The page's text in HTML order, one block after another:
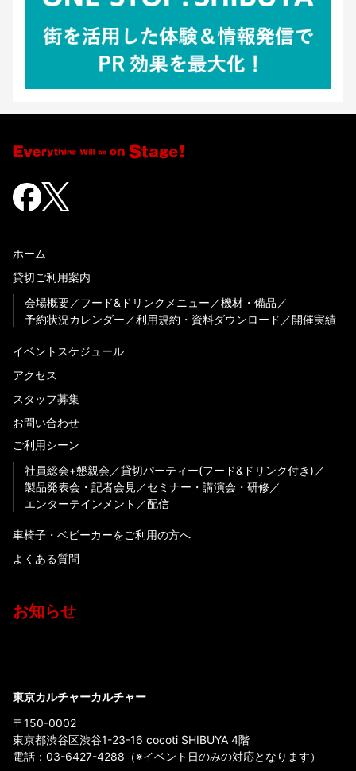
ホーム
貸切ご利用案内
会場概要
フード&ドリンクメニュー
機材・備品
予約状況カレンダー
利用規約・資料ダウンロード 開催実績
イベントスケジュール
アクセス
スタッフ募集
お問い合わせ
ご利用シーン
社員総会+懇親会
貸切パーティー(フード&ドリンク付き)
製品発表会・記者会見
セミナー・講演会・研修
エンターテインメント
配信
車椅子・ベビーカーをご利用の方へ
よくある質問
お知らせ
東京カルチャーカルチャー
〒150-0002
東京都渋谷区渋谷1-23-16 cocoti SHIBUYA 4階
電話： 03-6427-4288 （※イベント日のみの対応となります）